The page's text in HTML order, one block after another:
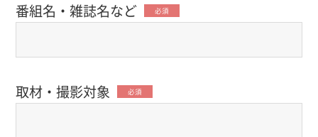
番組名・雑誌名など 必須
取材・撮影対象 必須